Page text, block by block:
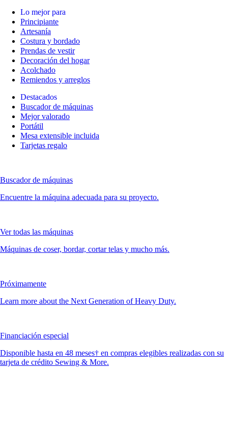
Lo mejor para
Principiante
Artesanía
Costura y bordado
Prendas de vestir
Decoración del hogar
Acolchado
Remiendos y arreglos
Destacados
Buscador de máquinas
Mejor valorado
Portátil
Mesa extensible incluida
Tarjetas regalo
Buscador de máquinas
Encuentre la máquina adecuada para su proyecto.
Ver todas las máquinas
Máquinas de coser, bordar, cortar telas y mucho más.
Próximamente
Learn more about the Next Generation of Heavy Duty.
Financiación especial
Disponible hasta en 48 meses† en compras elegibles realizadas con su
tarjeta de crédito Sewing & More.